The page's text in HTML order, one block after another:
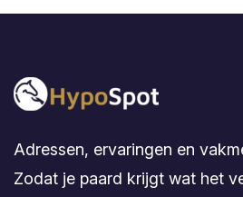
Adressen, ervaringen en
Zodat je paard krijgt wat het